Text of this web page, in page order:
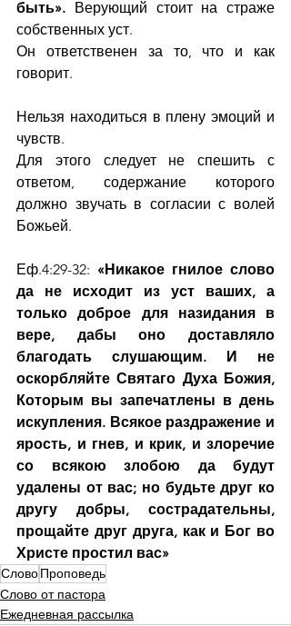
быть». Верующий стоит на страже
собственных уст.
Он ответственен за то, что и как
говорит.
Нельзя находиться в плену эмоций и
чувств.
Для этого следует не спешить с
ответом, содержание которого
должно звучать в согласии с волей
Божьей.
Еф.4:29-32: «Никакое гнилое слово
да не исходит из уст ваших, а
только доброе для назидания в
вере, дабы оно доставляло
благодать слушающим. И не
оскорбляйте Святаго Духа Божия,
Которым вы запечатлены в день
искупления. Всякое раздражение и
ярость, и гнев, и крик, и злоречие
со всякою злобою да будут
удалены от вас; но будьте друг ко
другу добры, сострадательны,
прощайте друг друга, как и Бог во
Христе простил вас»
СловоПроповедь
Слово от пастора
Ежедневная рассылка